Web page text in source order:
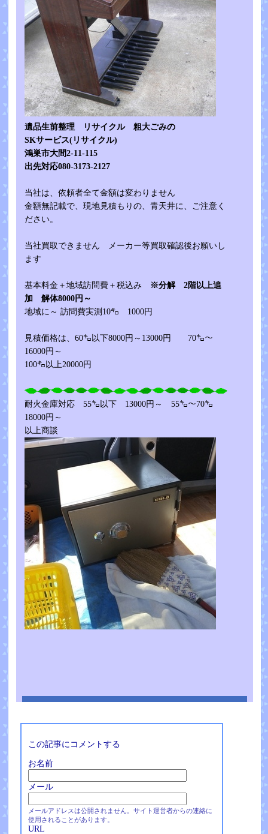
遺品生前整理 リサイクル 粗大ごみの
SKサービス(リサイクル)
鴻巣市大間2-11-115
出先対応080-3173-2127
当社は、依頼者全て金額は変わりません
金額無記載で、現地見積もりの、青天井に、ご注意く
ださい。
当社買取できません メーカー等買取確認後お願いし
ます
基本料金＋地域訪問費＋税込み
※分解 2階以上追
加 解体8000円～
地域に～ 訪問費実測10㌔ 1000円
見積価格は、60㌔以下8000円～13000円 70㌔～
16000円～
100㌔以上20000円
耐火金庫対応 55㌔以下 13000円～ 55㌔～70㌔
18000円～
以上商談
この記事にコメントする
お名前
メール
メールアドレスは公開されません。サイト運営者からの連絡に
使用されることがあります。
URL